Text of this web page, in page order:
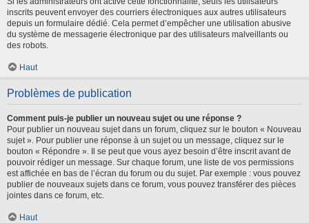
inscrits peuvent envoyer des courriers électroniques aux autres utilisateurs
depuis un formulaire dédié. Cela permet d’empêcher une utilisation abusive
du système de messagerie électronique par des utilisateurs malveillants ou
des robots.
Haut
Problèmes de publication
Comment puis-je publier un nouveau sujet ou une réponse ?
Pour publier un nouveau sujet dans un forum, cliquez sur le bouton « Nouveau
sujet ». Pour publier une réponse à un sujet ou un message, cliquez sur le
bouton « Répondre ». Il se peut que vous ayez besoin d’être inscrit avant de
pouvoir rédiger un message. Sur chaque forum, une liste de vos permissions
est affichée en bas de l’écran du forum ou du sujet. Par exemple : vous pouvez
publier de nouveaux sujets dans ce forum, vous pouvez transférer des pièces
jointes dans ce forum, etc.
Haut